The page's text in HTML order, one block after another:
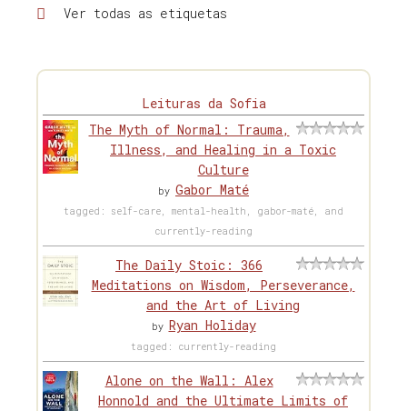
Ver todas as etiquetas
Leituras da Sofia
The Myth of Normal: Trauma,
Illness, and Healing in a Toxic
Culture
by Gabor Maté
tagged: self-care, mental-health, gabor-maté, and
currently-reading
The Daily Stoic: 366
Meditations on Wisdom, Perseverance,
and the Art of Living
by Ryan Holiday
tagged: currently-reading
Alone on the Wall: Alex
Honnold and the Ultimate Limits of